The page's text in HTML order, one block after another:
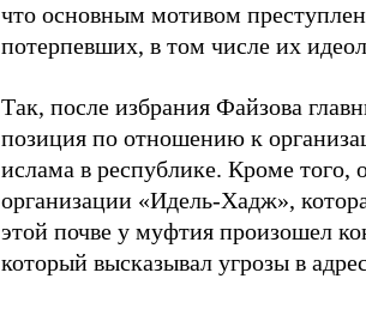
что основным мотивом
потерпевших, в том числе их
Так, после избрания Файзова
позиция по отношению к
ислама в республике. Кроме того,
организации «Идель-Хадж»,
этой почве у муфтия произошел
который высказывал угрозы в